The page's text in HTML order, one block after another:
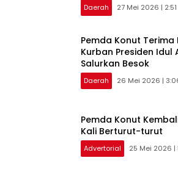
Daerah 27 Mei 2026 | 2:51
Pemda Konut Terima
Kurban Presiden Idul
Salurkan Besok
Daerah 26 Mei 2026 |
Pemda Konut
Kali Berturut-turut
Advertorial 25 Mei 2026 |